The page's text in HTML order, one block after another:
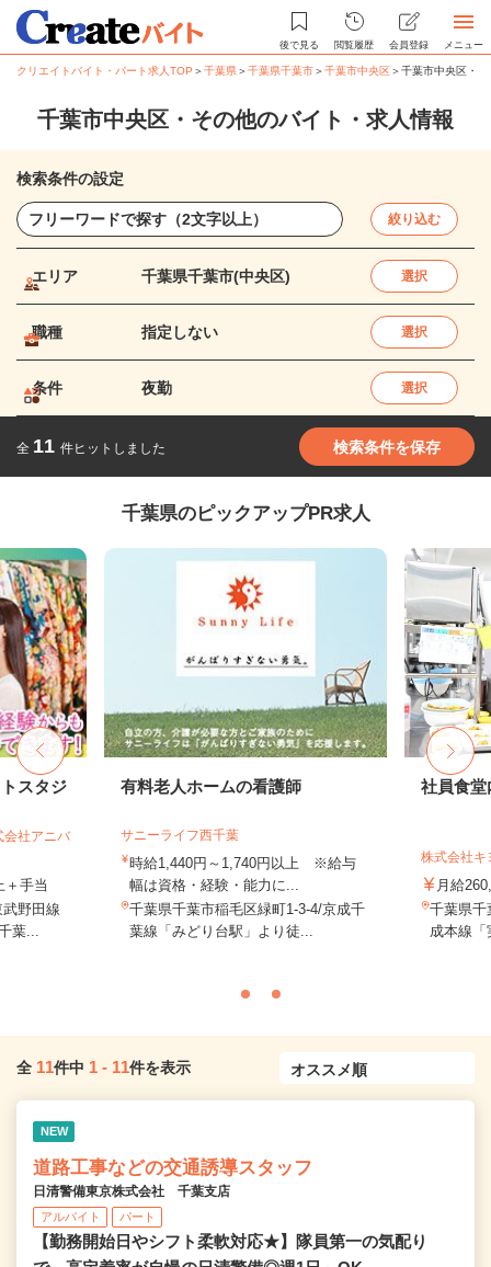
後で見る 閲覧履歴 会員登録 メニュー
クリエイトバイト・パート求人TOP ＞千葉県＞千葉県千葉市＞千葉市中央区＞千葉市中央区・
千葉市中央区・その他のバイト・求人情報
検索条件の設定
絞り込む
エリア 千葉県千葉市(中央区) 選択
職種 指定しない 選択
条件 夜勤 選択
全 11 件ヒットしました 検索条件を保存
千葉県のピックアップPR求人
スタジ
社アニバ
＋手当
野田線
葉...
有料老人ホームの看護師
サニーライフ西千葉
時給1,440円～1,740円以上 ※給与
幅は資格・経験・能力に...
千葉県千葉市稲毛区緑町1-3-4/京成千
葉線「みどり台駅」より徒...
社員食堂
株式会社キ
月給
千葉県千
成本線
全 11件中 1 - 11件を表示
NEW
道路工事などの交通誘導スタッフ
日清警備東京株式会社 千葉支店
アルバイト パート
【勤務開始日やシフト柔軟対応★】隊員第一の気配り